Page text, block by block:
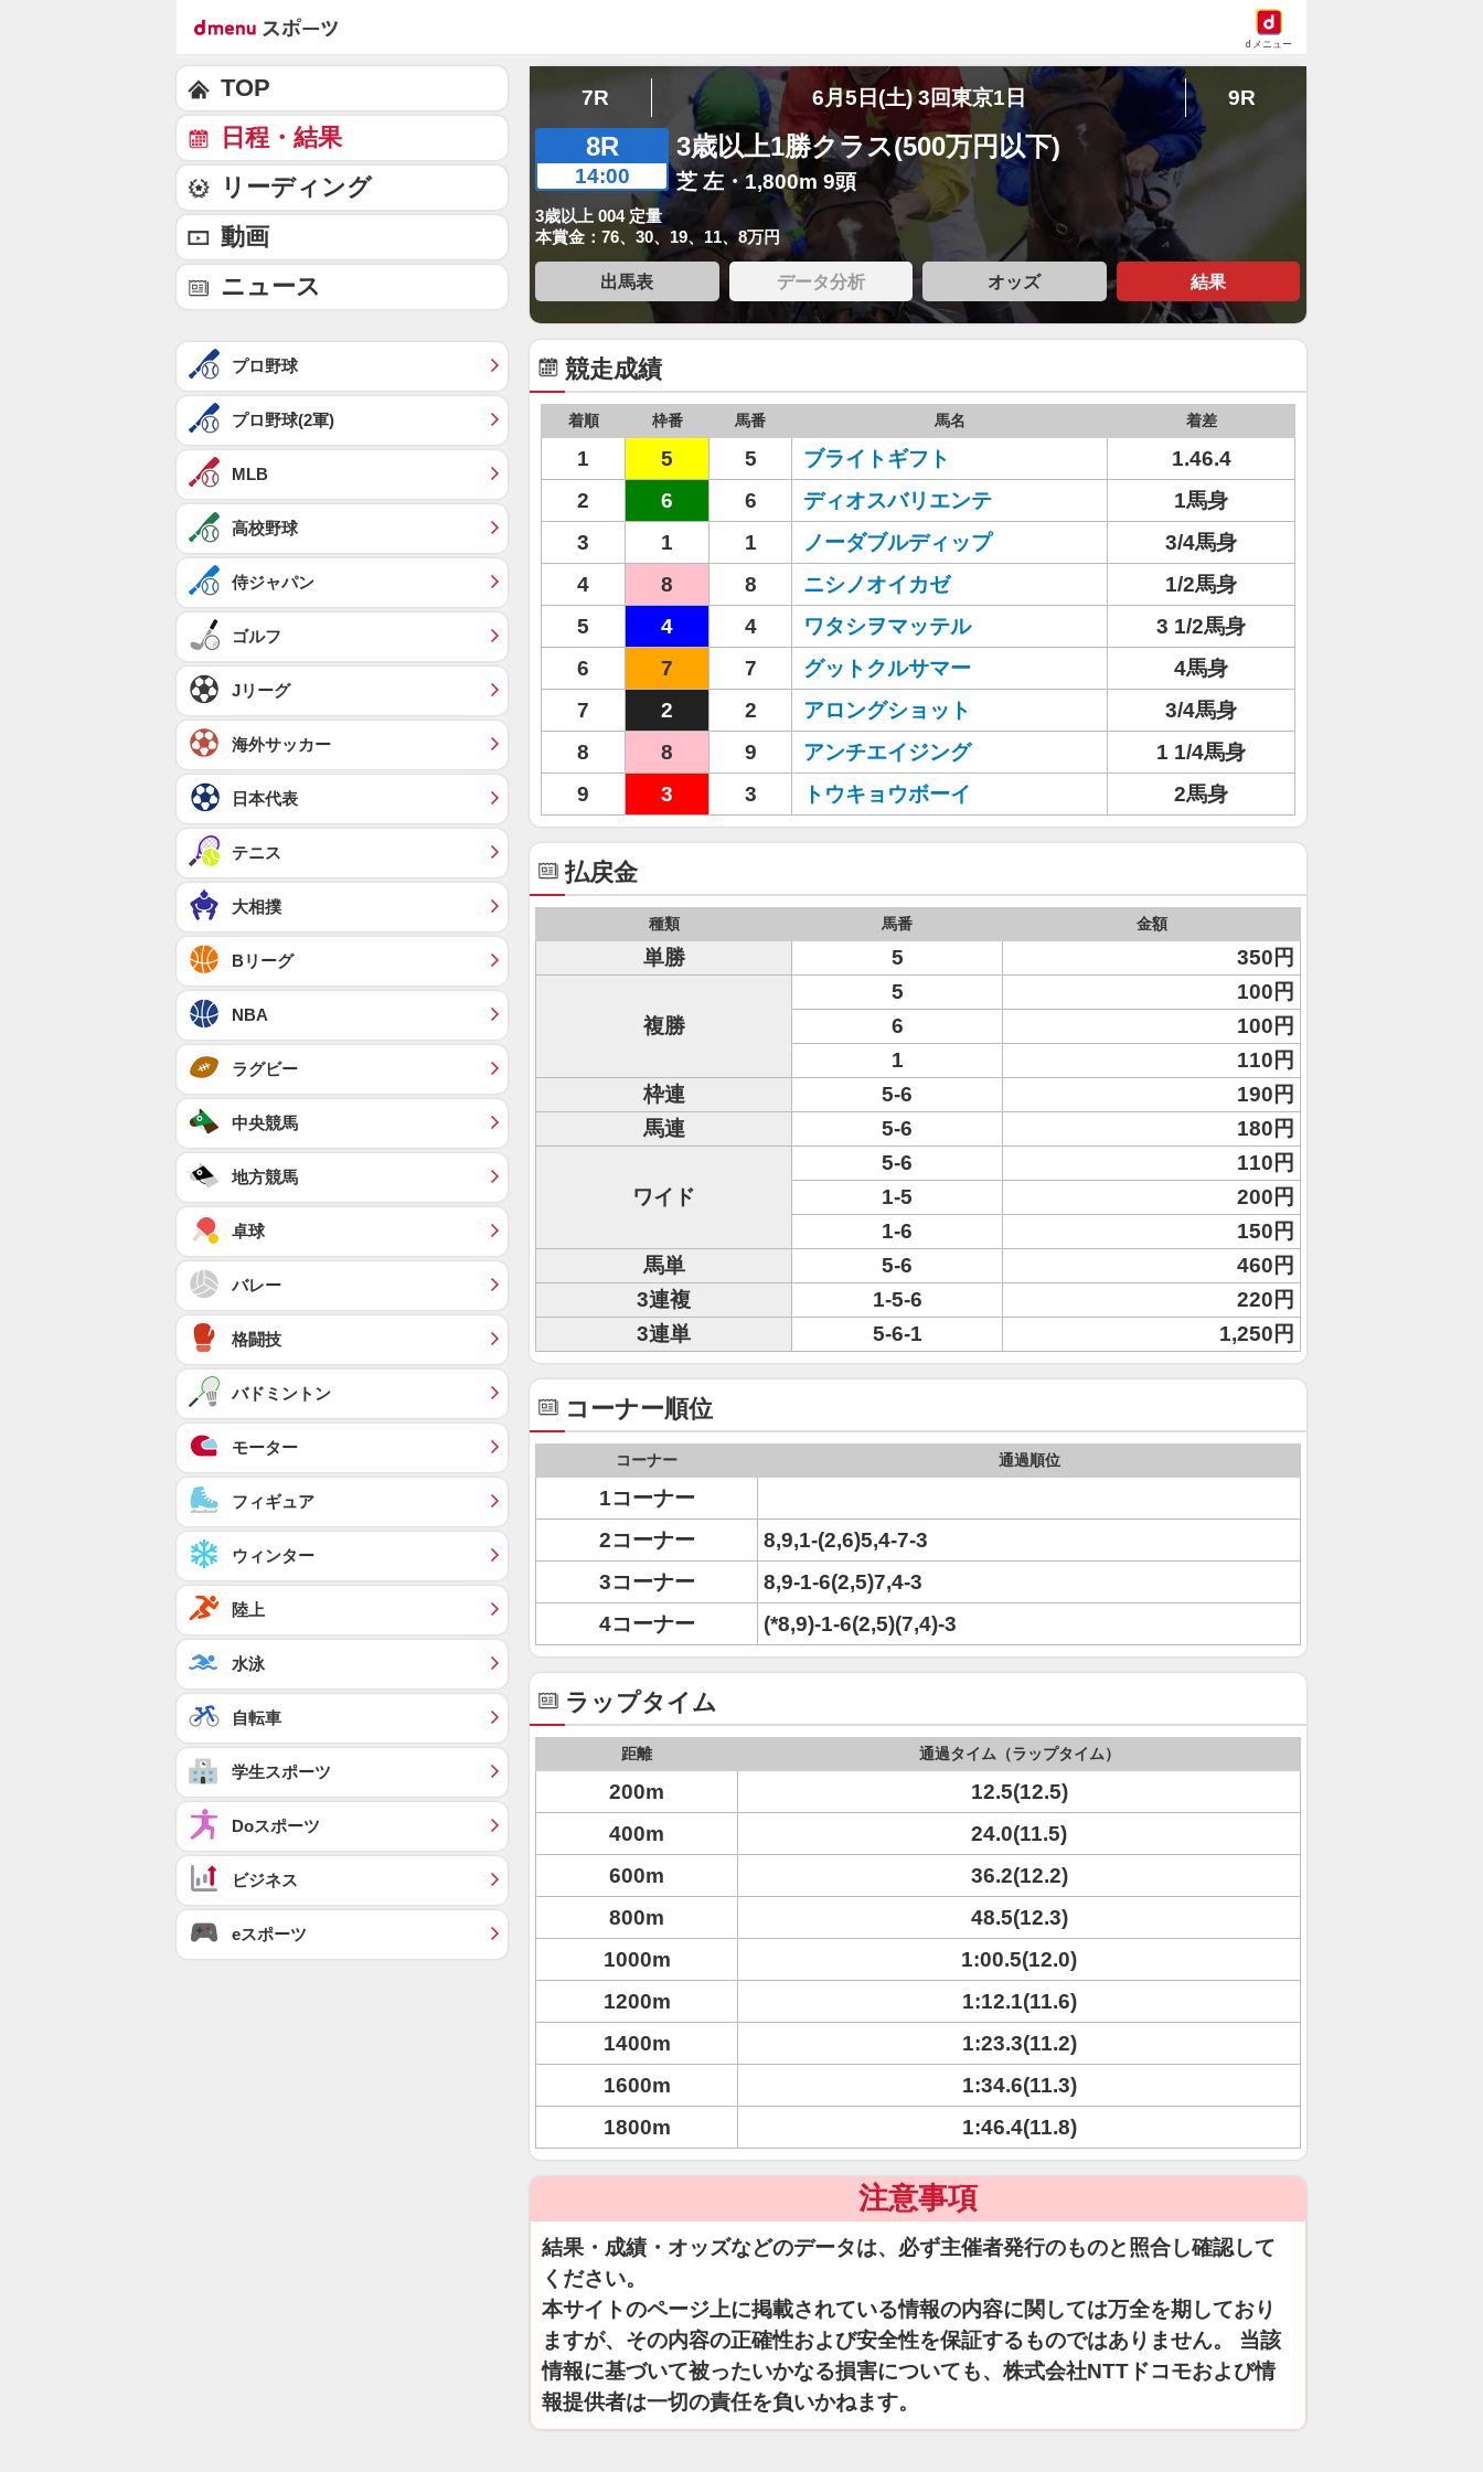
dメニュー
7R 6月5日(土) 3回東京1日 9R
8R
14:00
3歳以上1勝クラス(500万円以下)
芝 左・1,800m 9頭
3歳以上 004 定量
本賞金：76、30、19、11、8万円
出馬表 データ分析 オッズ 結果
競走成績
着順 枠番 馬番 馬名 着差
1 5 5 ブライトギフト
1.46.4
2
6 6 ディオスバリエンテ
1馬身
3
1 1 ノーダブルディップ
3/4馬身
4
8 8 ニシノオイカゼ
1/2馬身
5
4 4 ワタシヲマッテル
3 1/2馬身
6
7 7 グットクルサマー
4馬身
7
2 2 アロングショット
3/4馬身
8
8 9 アンチエイジング
1 1/4馬身
9
3 3 トウキョウボーイ 2馬身
払戻金
種類 馬番 金額
単勝 5 350円
複勝
5
100円
6
100円
1
110円
枠連
5-6
190円
馬連
5-6 180円
ワイド
5-6
110円
1-5
200円
1-6
150円
馬単
5-6
460円
3連複
1-5-6
220円
3連単
5-6-1 1,250円
コーナー順位
コーナー 通過順位
1コーナー
2コーナー
8,9,1-(2,6)5,4-7-3
3コーナー
8,9-1-6(2,5)7,4-3
4コーナー
(*8,9)-1-6(2,5)(7,4)-3
ラップタイム
距離 通過タイム（ラップタイム）
200m
12.5(12.5)
400m
24.0(11.5)
600m
36.2(12.2)
800m
48.5(12.3)
1000m
1:00.5(12.0)
1200m
1:12.1(11.6)
1400m
1:23.3(11.2)
1600m
1:34.6(11.3)
1800m
1:46.4(11.8)
注意事項
結果・成績・オッズなどのデータは、必ず主催者発行のものと照合し確認して
ください。
本サイトのページ上に掲載されている情報の内容に関しては万全を期しており
ますが、その内容の正確性および安全性を保証するものではありません。 当該
情報に基づいて被ったいかなる損害についても、株式会社NTTドコモおよび情
報提供者は一切の責任を負いかねます。
TOP
日程・結果
リーディング
動画
ニュース
プロ野球
プロ野球(2軍)
MLB
高校野球
侍ジャパン
ゴルフ
Jリーグ
海外サッカー
日本代表
テニス
大相撲
Bリーグ
NBA
ラグビー
中央競馬
地方競馬
卓球
バレー
格闘技
バドミントン
モーター
フィギュア
ウィンター
陸上
水泳
自転車
学生スポーツ
Doスポーツ
ビジネス
eスポーツ